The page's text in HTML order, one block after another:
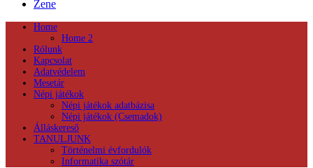
Zene
Home
Home 2
Rólunk
Kapcsolat
Adatvédelem
Mesetár
Népi játékok
Népi játékok adatbázisa
Népi játékok (Csemadok)
Álláskereső
TANULJUNK
Történelmi évfordulók
Informatika szótár